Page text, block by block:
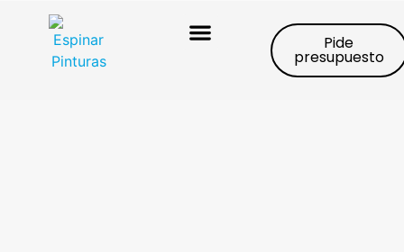
Pide
presupuesto